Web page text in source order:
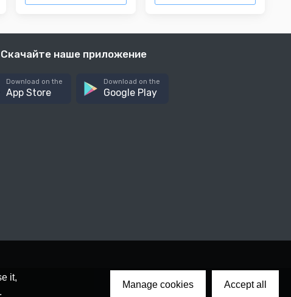
it,
Manage cookies Accept all
Скачайте наше приложение
Download on the
App Store
Download on the
Google Play